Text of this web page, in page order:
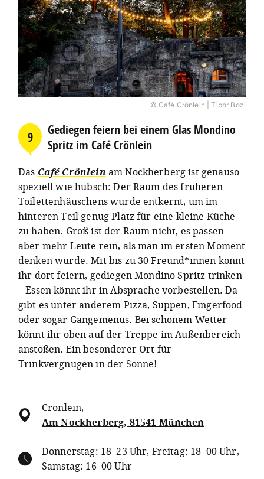
© Café Crönlein | Tibor Bozi
9
Gediegen feiern bei einem Glas Mondino
Spritz im Café Crönlein
Das Café Crönleinam Nockherberg ist genauso
speziell wie hübsch: Der Raum des früheren
Toilettenhäuschens wurde entkernt, um im
hinteren Teil genug Platz für eine kleine Küche
zu haben. Groß ist der Raum nicht, es passen
aber mehr Leute rein, als man im ersten Moment
denken würde. Mit bis zu 30 Freund*innen könnt
ihr dort feiern, gediegen Mondino Spritz trinken
– Essen könnt ihr in Absprache vorbestellen. Da
gibt es unter anderem Pizza, Suppen, Fingerfood
oder sogar Gängemenüs. Bei schönem Wetter
könnt ihr oben auf der Treppe im Außenbereich
anstoßen. Ein besonderer Ort für
Trinkvergnügen in der Sonne!
Crönlein,
Am Nockherberg, 81541 München
Donnerstag: 18–23 Uhr, Freitag: 18–00 Uhr,
Samstag: 16–00 Uhr